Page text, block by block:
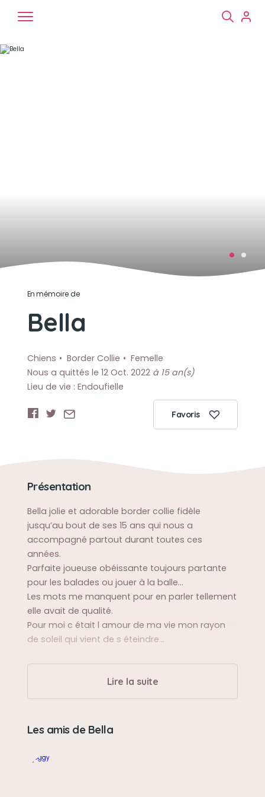
En mémoire de
Bella
Chiens Border Collie
Femelle
Nous a quittés le 12 Oct. 2022 à 15 an(s)
Lieu de vie : Endoufielle
Favoris
Présentation
Bella jolie et adorable border collie fidèle
jusqu’au bout de ses 15 ans qui nous a
accompagné partout durant toutes ces
années.
Parfaite joueuse obéissante toujours partante
pour les balades ou jouer à la balle…
Les mots me manquent pour en parler tellement
elle avait de qualité.
Pour moi c était l amour de ma vie mon rayon
de soleil qui vient de s éteindre…
Elle a beaucoup voyagé elle adorait autant la
l’essentiel c’était d’être avec nous et de profiter
Lire la suite
Les amis de Bella